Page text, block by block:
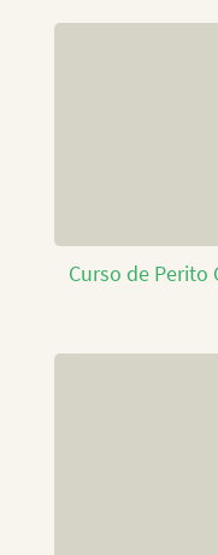
Curso de Perito